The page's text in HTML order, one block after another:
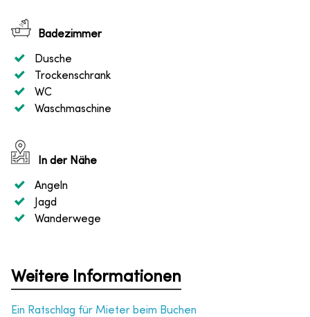
Badezimmer
Dusche
Trockenschrank
WC
Waschmaschine
In der Nähe
Angeln
Jagd
Wanderwege
Weitere Informationen
Ein Ratschlag für Mieter beim Buchen